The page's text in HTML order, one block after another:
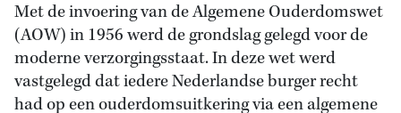
Met de invoering van de Algemene Ouderdomswet
(AOW) in 1956 werd de grondslag gelegd voor de
moderne verzorgingsstaat. In deze wet werd
vastgelegd dat iedere Nederlandse burger recht
had op een ouderdomsuitkering via een algemene